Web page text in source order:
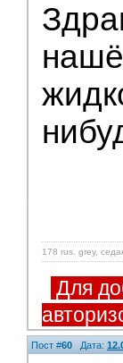
178 rus. grey,
Для
Пост #60 Дата: